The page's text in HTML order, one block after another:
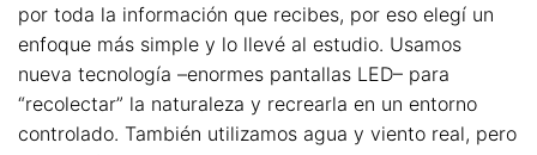
por toda la información que recibes, por eso elegí un
enfoque más simple y lo llevé al estudio. Usamos
nueva tecnología –enormes pantallas LED– para
“recolectar” la naturaleza y recrearla en un entorno
controlado. También utilizamos agua y viento real, pero